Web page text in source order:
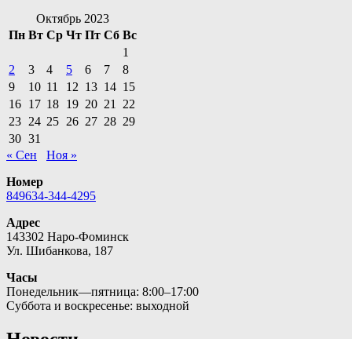
Октябрь 2023
Пн Вт Ср Чт Пт Сб Вс
1
2
3 4 5 6 7
8
9
10 11 12 13 14 15
16 17 18 19 20 21
22
23 24 25 26 27 28 29
30 31
« Сен
Ноя »
Номер
849634-344-4295
Адрес
143302 Наро-Фоминск
Ул. Шибанкова, 187
Часы
Понедельник—пятница: 8:00–17:00
Суббота и воскресенье: выходной